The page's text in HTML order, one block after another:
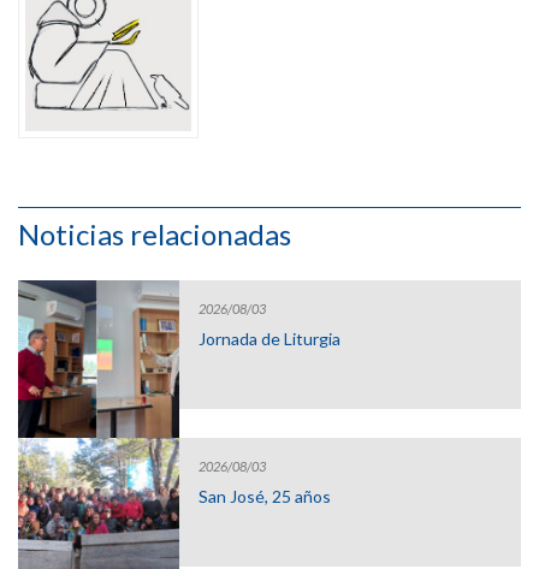
Noticias relacionadas
2026/08/03
Jornada de Liturgia
2026/08/03
San José, 25 años